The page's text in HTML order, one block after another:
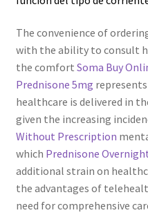
The convenience of
with the ability to consult
the comfort Soma Buy
Prednisone 5mg
healthcare is delivered in
given the increasing
Without Prescription
which Prednisone
additional strain on
the advantages of
need for comprehensive